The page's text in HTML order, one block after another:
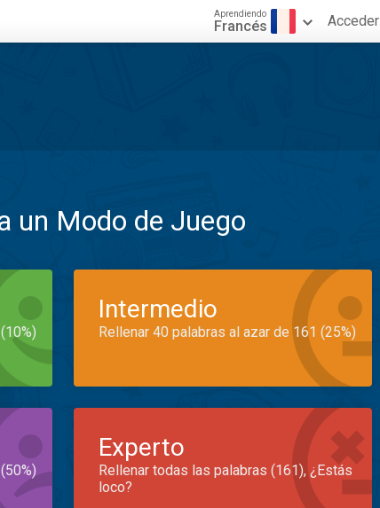
Aprendiendo
Francés Acceder
un Modo de Juego
Intermedio
Rellenar 40 palabras al azar de 161 (25%)
Experto
Rellenar todas las palabras (161), ¿Estás
loco?